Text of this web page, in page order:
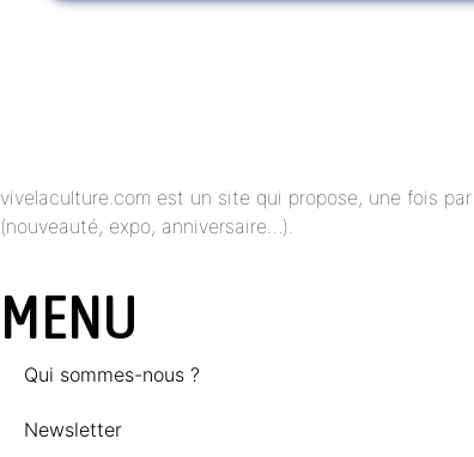
vivelaculture.com est un site qui propose, une fois
(nouveauté, expo, anniversaire…).
MENU
Qui sommes-nous ?
Newsletter